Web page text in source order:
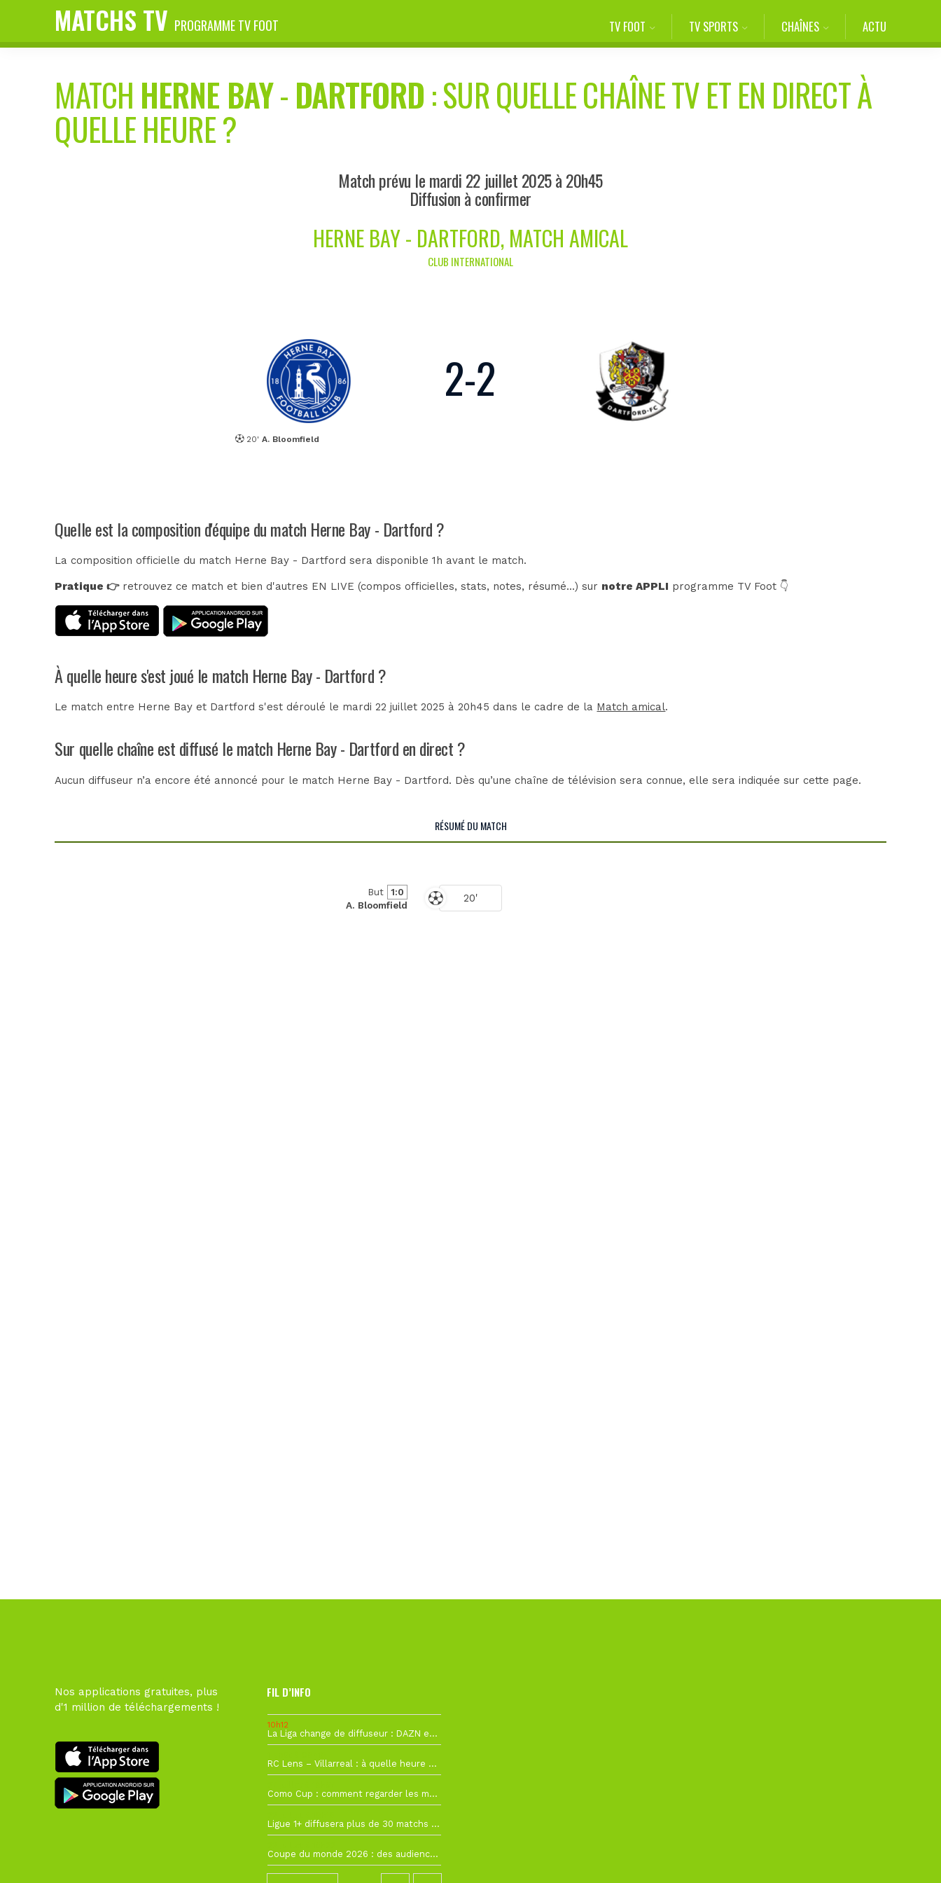
MATCHS TV PROGRAMME TV FOOT TV FOOT TV SPORTS CHAÎNES ACTU
MATCH HERNE BAY-DARTFORD: SUR QUELLE CHAÎNE TV ET EN DIRECT À
QUELLE HEURE ?
Match prévu le mardi 22 juillet 2025 à 20h45
Diffusion à confirmer
HERNE BAY - DARTFORD, MATCH AMICAL
CLUB INTERNATIONAL
20' A. Bloomfield
2-2
Quelle est la composition d'équipe du match Herne Bay - Dartford ?
La composition officielle du match Herne Bay - Dartford sera disponible 1h avant le match.
Pratique 👉retrouvez ce match et bien d'autres EN LIVE (compos officielles, stats, notes, résumé...) sur notre APPLI programme TV Foot 👇
À quelle heure s'est joué le match Herne Bay - Dartford ?
Le match entre Herne Bay et Dartford s'est déroulé le mardi 22 juillet 2025 à 20h45 dans le cadre de la Match amical.
Sur quelle chaîne est diffusé le match Herne Bay - Dartford en direct ?
Aucun diffuseur n’a encore été annoncé pour le match Herne Bay - Dartford. Dès qu’une chaîne de télévision sera connue, elle sera indiquée sur cette page.
RÉSUMÉ DU MATCH
20'
But
1:0
A. Bloomfield
Nos applications gratuites, plus
d'1 million de téléchargements !
FIL D’INFO
10h12
La Liga change de diffuseur : DAZN et Disney+ remplacent beIN Sports !
RC Lens – Villarreal : à quelle heure et sur quelle chaîne voir la finale de la Como Cup ?
Como Cup : comment regarder les matchs du RC Lens en direct ?
Ligue 1+ diffusera plus de 30 matchs amicaux avant la reprise de la Ligue 1
Coupe du monde 2026 : des audiences record, mais M6 devrait perdre très gros !